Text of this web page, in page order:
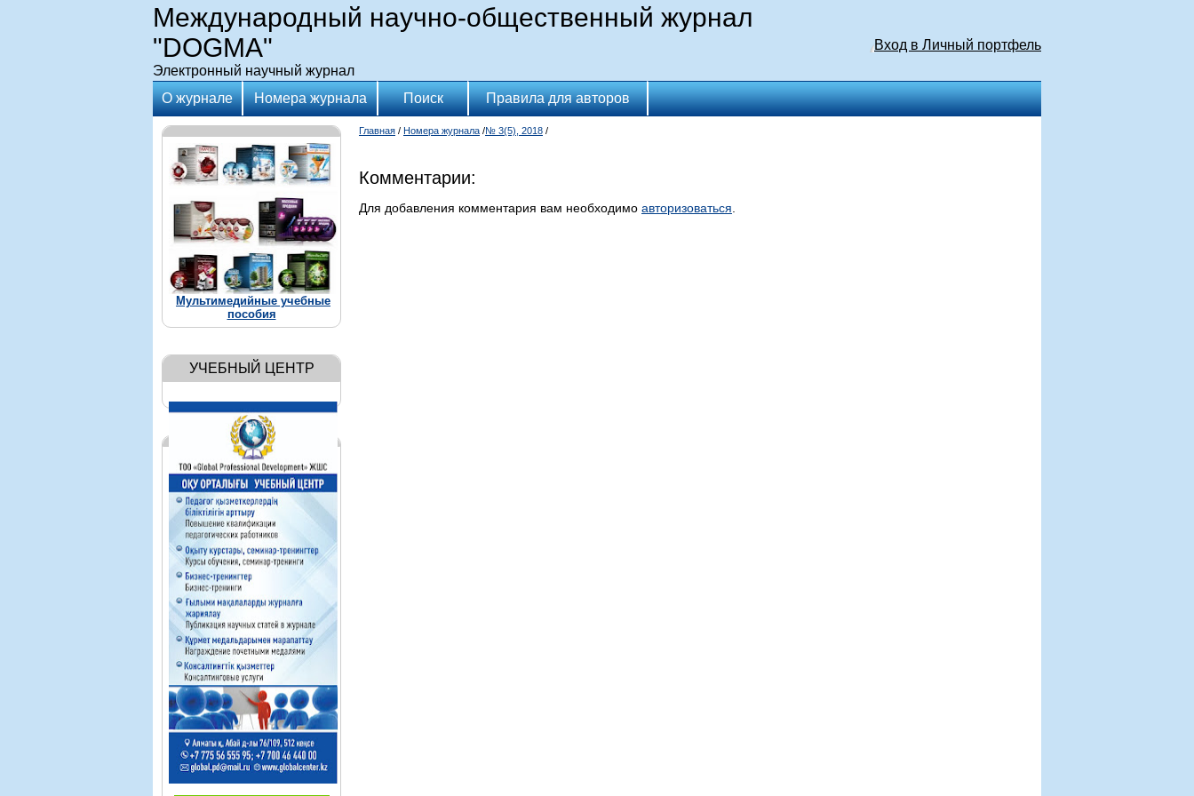
Международный научно-общественный журнал
"DOGMA"
Электронный научный журнал
Вход в Личный портфель
О журнале Номера журнала Поиск Правила для авторов
Мультимедийные учебные
пособия
УЧЕБНЫЙ ЦЕНТР
Главная / Номера журнала /№ 3(5), 2018 /
Комментарии:
Для добавления комментария вам необходимо авторизоваться